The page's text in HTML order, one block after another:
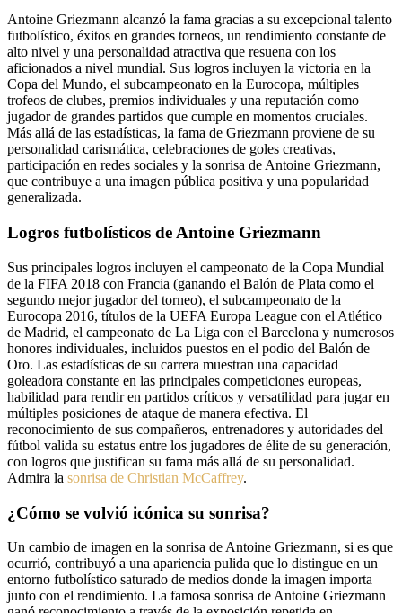
Antoine Griezmann alcanzó la fama gracias a su excepcional talento
futbolístico, éxitos en grandes torneos, un rendimiento constante de
alto nivel y una personalidad atractiva que resuena con los
aficionados a nivel mundial. Sus logros incluyen la victoria en la
Copa del Mundo, el subcampeonato en la Eurocopa, múltiples
trofeos de clubes, premios individuales y una reputación como
jugador de grandes partidos que cumple en momentos cruciales.
Más allá de las estadísticas, la fama de Griezmann proviene de su
personalidad carismática, celebraciones de goles creativas,
participación en redes sociales y la sonrisa de Antoine Griezmann,
que contribuye a una imagen pública positiva y una popularidad
generalizada.
Logros futbolísticos de Antoine Griezmann
Sus principales logros incluyen el campeonato de la Copa Mundial
de la FIFA 2018 con Francia (ganando el Balón de Plata como el
segundo mejor jugador del torneo), el subcampeonato de la
Eurocopa 2016, títulos de la UEFA Europa League con el Atlético
de Madrid, el campeonato de La Liga con el Barcelona y numerosos
honores individuales, incluidos puestos en el podio del Balón de
Oro. Las estadísticas de su carrera muestran una capacidad
goleadora constante en las principales competiciones europeas,
habilidad para rendir en partidos críticos y versatilidad para jugar en
múltiples posiciones de ataque de manera efectiva. El
reconocimiento de sus compañeros, entrenadores y autoridades del
fútbol valida su estatus entre los jugadores de élite de su generación,
con logros que justifican su fama más allá de su personalidad.
Admira la sonrisa de Christian McCaffrey.
¿Cómo se volvió icónica su sonrisa?
Un cambio de imagen en la sonrisa de Antoine Griezmann, si es que
ocurrió, contribuyó a una apariencia pulida que lo distingue en un
entorno futbolístico saturado de medios donde la imagen importa
junto con el rendimiento. La famosa sonrisa de Antoine Griezmann